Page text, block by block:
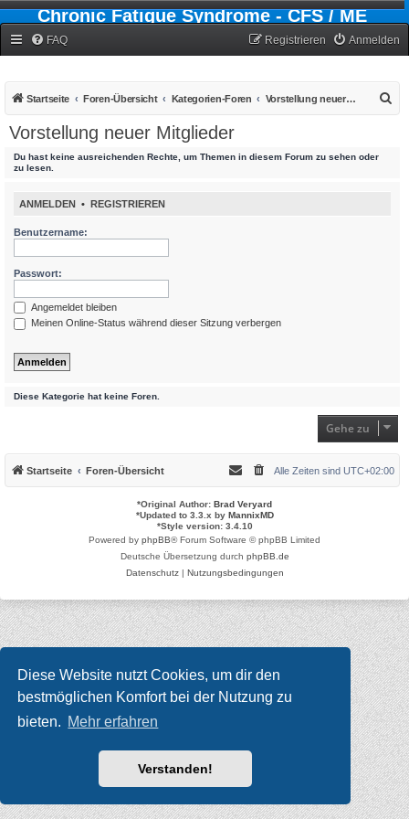
Diese Website nutzt Cookies, um dir den
bestmöglichen Komfort bei der Nutzung zu
bieten. Mehr erfahren
Verstanden!
Chronic Fatigue Syndrome - CFS / ME
FAQ Anmelden
Registrieren
Startseite Foren-Übersicht Kategorien-Foren Vorstellung neuer Mitglieder
Vorstellung neuer Mitglieder
Du hast keine ausreichenden Rechte, um Themen in diesem Forum zu sehen oder
zu lesen.
ANMELDEN • REGISTRIEREN
Benutzername:
Passwort:
Angemeldet bleiben
Meinen Online-Status während dieser Sitzung verbergen
Diese Kategorie hat keine Foren.
Gehe zu
Startseite Foren-Übersicht Alle Zeiten sind UTC+02:00
*Original Author: Brad Veryard
*Updated to 3.3.x by MannixMD
*Style version: 3.4.10
Powered by phpBB® Forum Software © phpBB Limited
Deutsche Übersetzung durch phpBB.de
Datenschutz| Nutzungsbedingungen